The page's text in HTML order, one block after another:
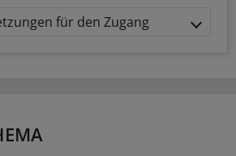
für den Zugang